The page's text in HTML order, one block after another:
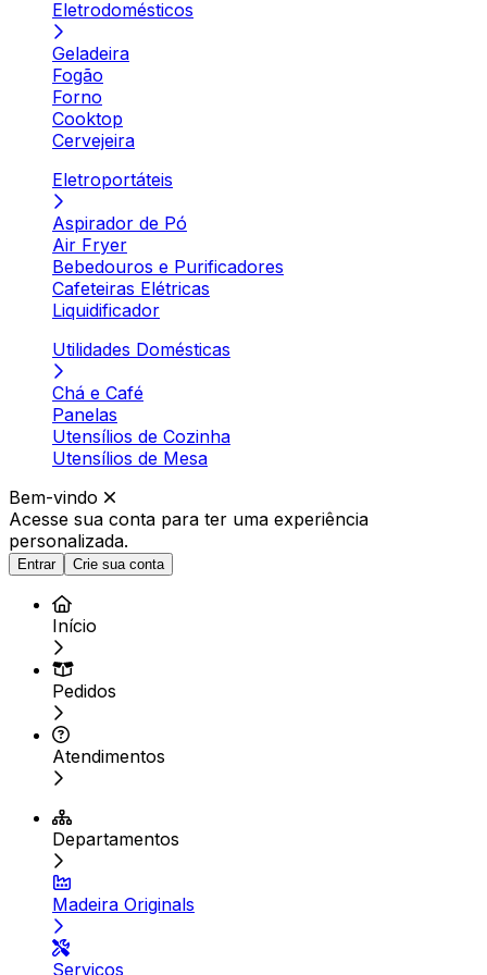
Eletrodomésticos
Geladeira
Fogão
Forno
Cooktop
Cervejeira
Eletroportáteis
Aspirador de Pó
Air Fryer
Bebedouros e Purificadores
Cafeteiras Elétricas
Liquidificador
Utilidades Domésticas
Chá e Café
Panelas
Utensílios de Cozinha
Utensílios de Mesa
Bem-vindo
Acesse sua conta para ter uma experiência
personalizada.
Entrar Crie sua conta
Início
Pedidos
Atendimentos
Departamentos
Madeira Originals
Serviços